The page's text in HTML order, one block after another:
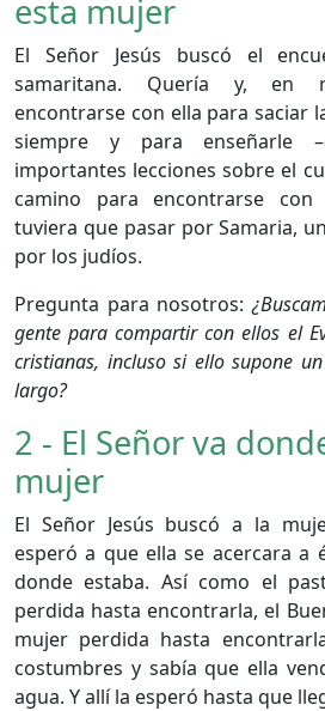
esta mujer
El Señor Jesús buscó el
samaritana. Quería y, en
encontrarse con ella para saciar
siempre y para enseñarle
importantes lecciones sobre el
camino para encontrarse
tuviera que pasar por Samaria,
por los judíos.
Pregunta para nosotros:
gente para compartir con ellos el
cristianas, incluso si ello supone
largo?
2 - El Señor va
mujer
El Señor Jesús buscó a la
esperó a que ella se acercara a
donde estaba. Así como el
perdida hasta encontrarla, el
mujer perdida hasta
costumbres y sabía que ella
agua. Y allí la esperó hasta que